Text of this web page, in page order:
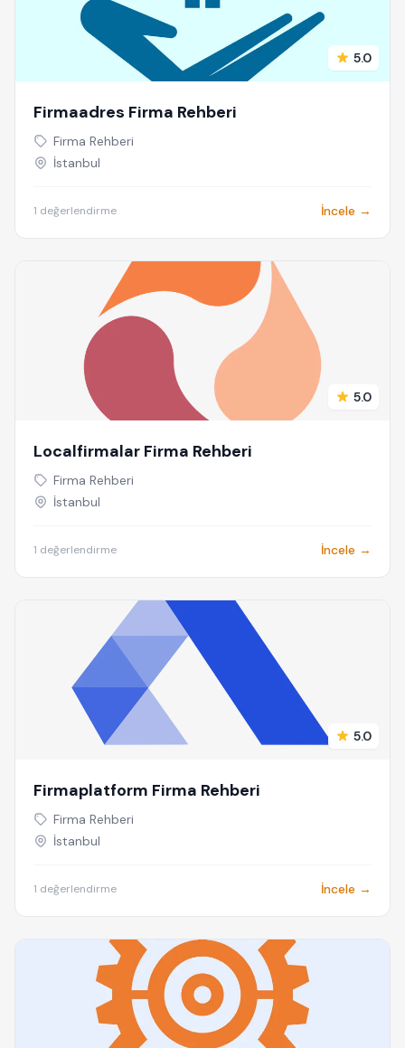
5.0
Firmaadres Firma Rehberi
Firma Rehberi
İstanbul
1 değerlendirme İncele →
5.0
Localfirmalar Firma Rehberi
Firma Rehberi
İstanbul
1 değerlendirme İncele →
5.0
Firmaplatform Firma Rehberi
Firma Rehberi
İstanbul
1 değerlendirme İncele →